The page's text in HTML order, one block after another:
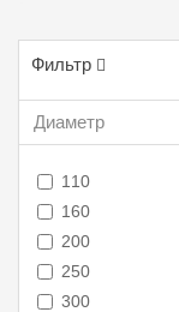
Фильтр
Диаметр
110
160
200
250
300